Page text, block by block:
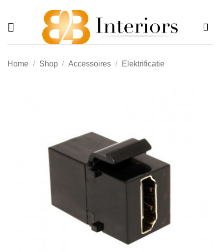
inhoud
Home / Shop / Accessoires / Elektrificatie